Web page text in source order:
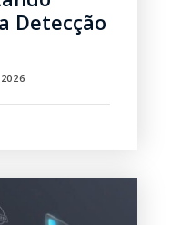
Detecção